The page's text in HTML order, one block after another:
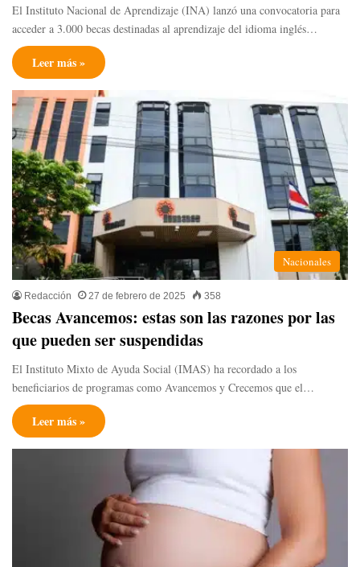
El Instituto Nacional de Aprendizaje (INA) lanzó una convocatoria para
acceder a 3.000 becas destinadas al aprendizaje del idioma inglés…
Leer más »
Nacionales
Redacción 27 de febrero de 2025 358
Becas Avancemos: estas son las razones por las
que pueden ser suspendidas
El Instituto Mixto de Ayuda Social (IMAS) ha recordado a los
beneficiarios de programas como Avancemos y Crecemos que el…
Leer más »